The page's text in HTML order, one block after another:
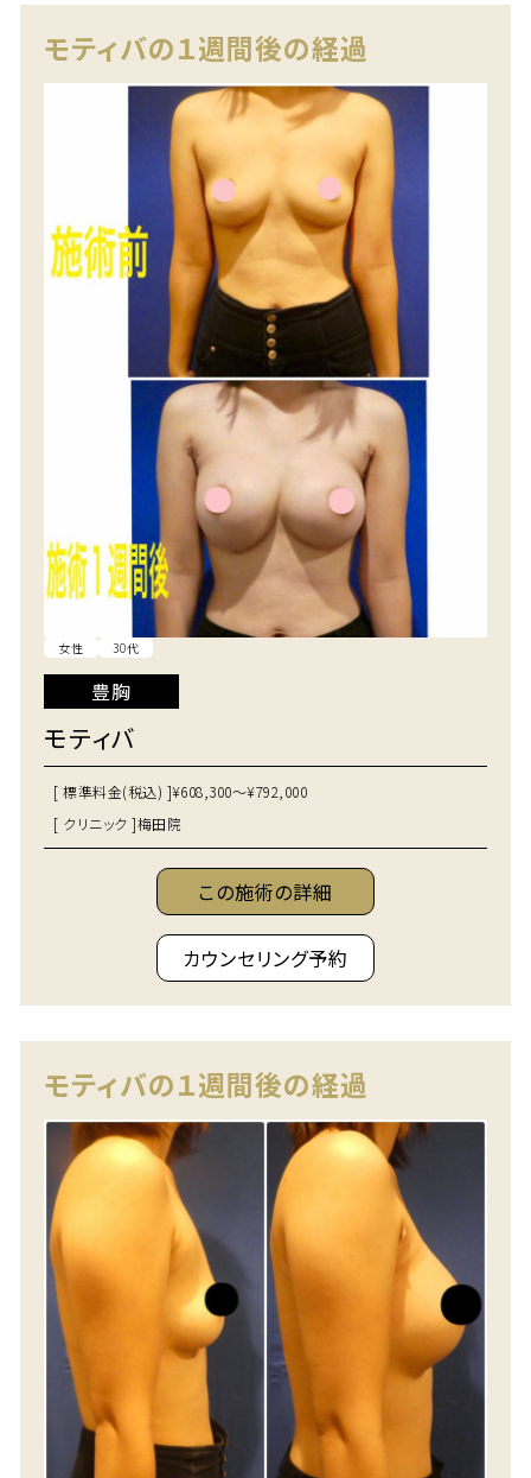
モティバの１週間後の経過
女性 30代
豊胸
モティバ
[ 標準料金(税込) ]¥608,300～¥792,000
[ クリニック ]梅田院
この施術の詳細
カウンセリング予約
モティバの１週間後の経過